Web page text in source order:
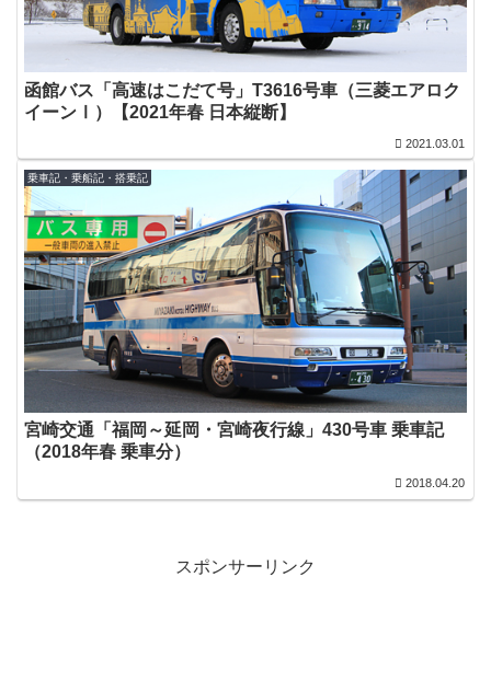
函館バス「高速はこだて号」T3616号車（三菱エアロク
イーンⅠ）【2021年春 日本縦断】
2021.03.01
乗車記・乗船記・搭乗記
宮崎交通「福岡～延岡・宮崎夜行線」430号車 乗車記
（2018年春 乗車分）
2018.04.20
スポンサーリンク